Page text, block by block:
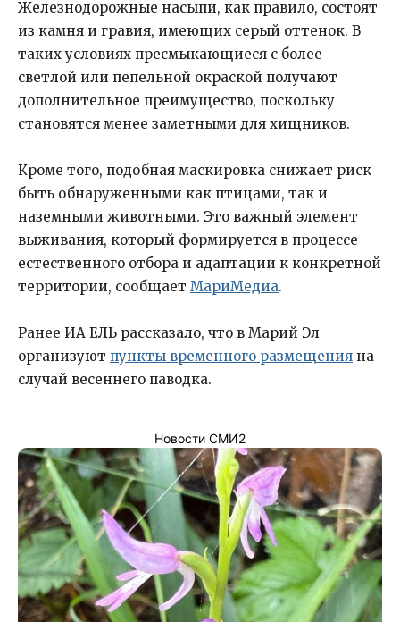
Железнодорожные насыпи, как правило, состоят
из камня и гравия, имеющих серый оттенок. В
таких условиях пресмыкающиеся с более
светлой или пепельной окраской получают
дополнительное преимущество, поскольку
становятся менее заметными для хищников.
Кроме того, подобная маскировка снижает риск
быть обнаруженными как птицами, так и
наземными животными. Это важный элемент
выживания, который формируется в процессе
естественного отбора и адаптации к конкретной
территории, сообщает МариМедиа.
Ранее ИА ЕЛЬ рассказало, что в Марий Эл
организуют пункты временного размещения на
случай весеннего паводка.
Новости СМИ2